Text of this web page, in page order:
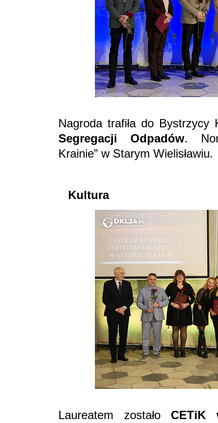
Nagroda trafiła do Bystrzycy
Segregacji Odpadów.
Krainie” w Starym Wielisławiu.
Kultura
Laureatem zostało CETiK